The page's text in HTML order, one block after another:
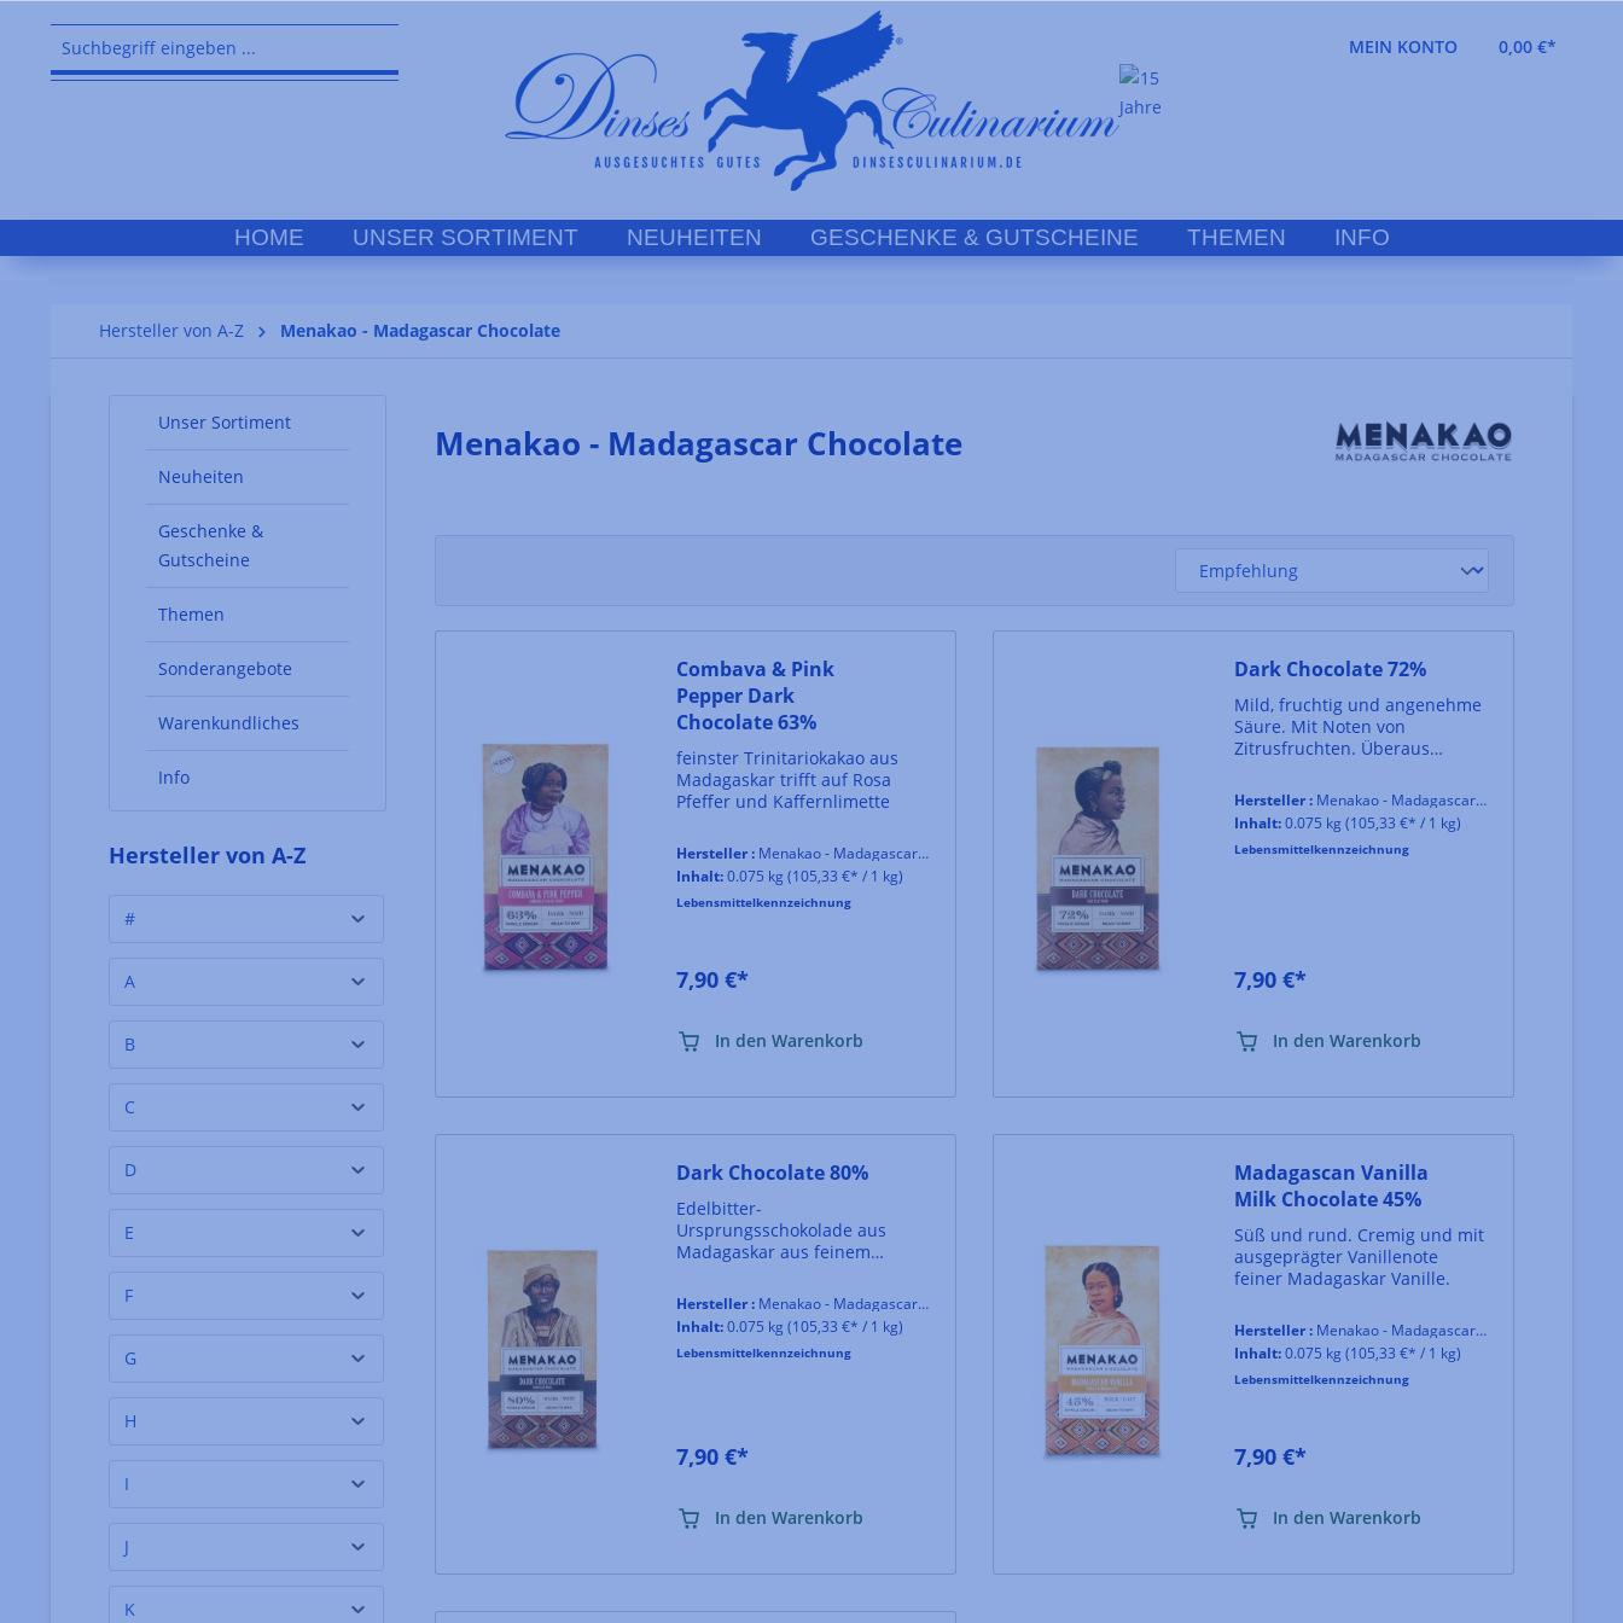
Zur Hauptnavigation springen
MEIN KONTO
0,00 €*
HOME UNSER SORTIMENT NEUHEITEN GESCHENKE & GUTSCHEINE THEMEN INFO
Hersteller von A-Z Menakao - Madagascar Chocolate
Unser Sortiment
Neuheiten
Geschenke &
Gutscheine
Themen
Sonderangebote
Warenkundliches
Info
Hersteller von A-Z
#
A
B
C
D
E
F
G
H
I
J
K
Menakao - Madagascar Chocolate
Combava & Pink
Pepper Dark
Chocolate 63%
feinster Trinitariokakao aus
Madagaskar trifft auf Rosa
Pfeffer und Kaffernlimette
Hersteller : Menakao - Madagascar Chocolate
Inhalt:0.075 kg(105,33 €* / 1 kg)
Lebensmittelkennzeichnung
7,90 €*
In den Warenkorb
Dark Chocolate 72%
Mild, fruchtig und angenehme
Säure. Mit Noten von
Zitrusfruchten. Überaus
Hersteller : Menakao - Madagascar Chocolate
Inhalt:0.075 kg(105,33 €* / 1 kg)
Lebensmittelkennzeichnung
7,90 €*
In den Warenkorb
Dark Chocolate 80%
Edelbitter-
Ursprungsschokolade aus
Madagaskar aus feinem
Röstnoten
Hersteller : Menakao - Madagascar Chocolate
Inhalt:0.075 kg(105,33 €* / 1 kg)
Lebensmittelkennzeichnung
7,90 €*
In den Warenkorb
Madagascan Vanilla
Milk Chocolate 45%
Süß und rund. Cremig und mit
ausgeprägter Vanillenote
feiner Madagaskar Vanille.
Hersteller : Menakao - Madagascar Chocolate
Inhalt:0.075 kg(105,33 €* / 1 kg)
Lebensmittelkennzeichnung
7,90 €*
In den Warenkorb